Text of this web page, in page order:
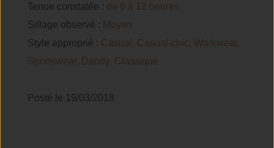
Tenue constatée : de 6 à 12 heures
Sillage observé : Moyen
Style approprié : Casual, Casual-chic, Workwear,
Sportswear, Dandy, Classique
Posté le 19/03/2018